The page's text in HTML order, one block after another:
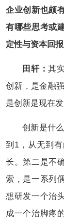
企业创新也颇
有哪些思考或
定性与资本回
田轩：其
创新，是金融
是创新是现在
创新是什
到1，从无到
长。第二是不
索，是一系列
想研发一个治
成一个治脚疼